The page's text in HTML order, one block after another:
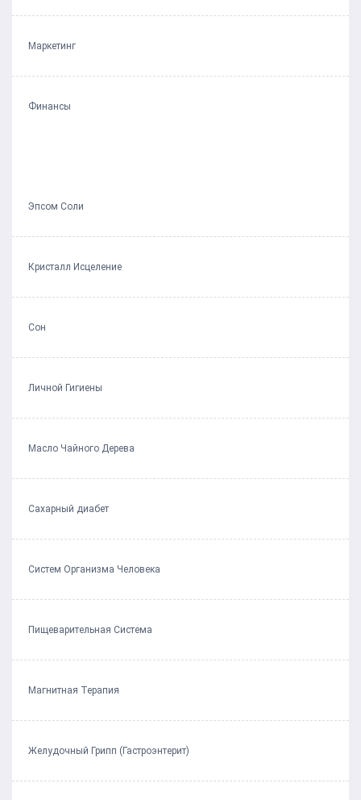
Маркетинг
Финансы
Эпсом Соли
Кристалл Исцеление
Сон
Личной Гигиены
Масло Чайного Дерева
Сахарный диабет
Систем Организма Человека
Пищеварительная Система
Магнитная Терапия
Желудочный Грипп (Гастроэнтерит)